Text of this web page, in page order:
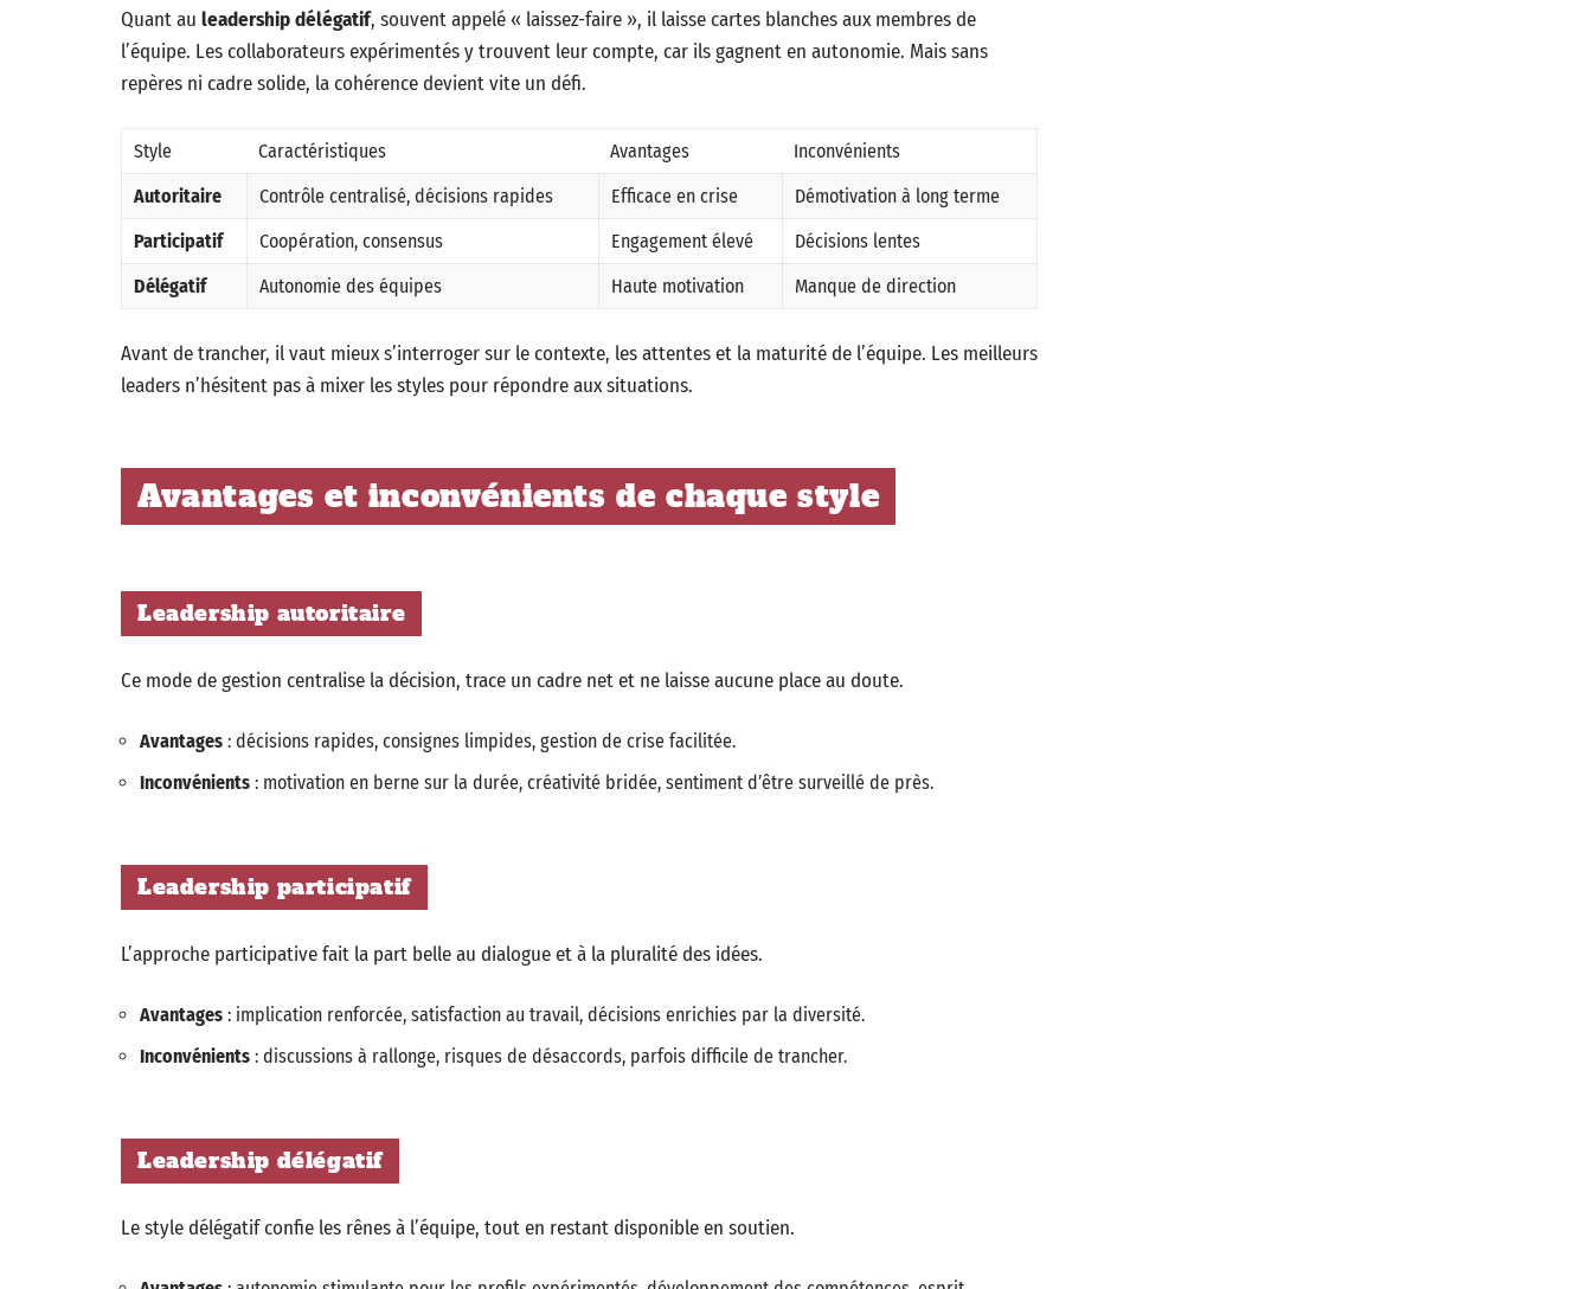
Quant au leadership délégatif, souvent appelé « laissez-faire », il laisse cartes blanches aux membres de
l’équipe. Les collaborateurs expérimentés y trouvent leur compte, car ils gagnent en autonomie. Mais sans
repères ni cadre solide, la cohérence devient vite un défi.
Style Caractéristiques Avantages
Inconvénients
Autoritaire
Contrôle centralisé, décisions rapides Efficace en crise
Démotivation à long terme
Participatif
Coopération, consensus Engagement élevé
Décisions lentes
Délégatif
Autonomie des équipes Haute motivation Manque de direction
Avant de trancher, il vaut mieux s’interroger sur le contexte, les attentes et la maturité de l’équipe. Les meilleurs
leaders n’hésitent pas à mixer les styles pour répondre aux situations.
Avantages et inconvénients de chaque style
Leadership autoritaire
Ce mode de gestion centralise la décision, trace un cadre net et ne laisse aucune place au doute.
Avantages : décisions rapides, consignes limpides, gestion de crise facilitée.
Inconvénients : motivation en berne sur la durée, créativité bridée, sentiment d’être surveillé de près.
Leadership participatif
L’approche participative fait la part belle au dialogue et à la pluralité des idées.
Avantages : implication renforcée, satisfaction au travail, décisions enrichies par la diversité.
Inconvénients : discussions à rallonge, risques de désaccords, parfois difficile de trancher.
Leadership délégatif
Le style délégatif confie les rênes à l’équipe, tout en restant disponible en soutien.